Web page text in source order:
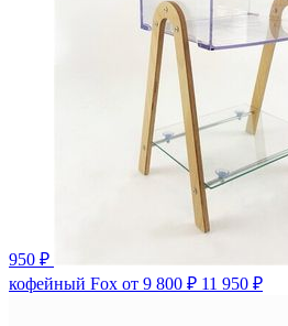
950 ₽
кофейный Fox от 9 800 ₽ 11 950 ₽